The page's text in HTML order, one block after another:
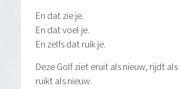
En dat zie je.
En dat voel je.
En zelfs dat ruik je.
Deze Golf ziet eruit als nieuw, rijdt als
ruikt als nieuw.